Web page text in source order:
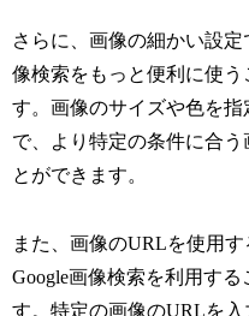
さらに、画像の細かい設定
像検索をもっと便利に使う
す。画像のサイズや色を指
で、より特定の条件に合う
とができます。
また、画像のURLを使用す
Google画像検索を利用する
す。特定の画像のURLを入